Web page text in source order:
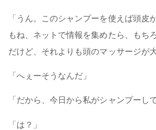
「うん。このシャンプーを使えば頭皮
もね、ネットで情報を集めたら、もち
だけど、それよりも頭のマッサージが
「へぇーそうなんだ」
「だから、今日から私がシャンプーし
「は？」